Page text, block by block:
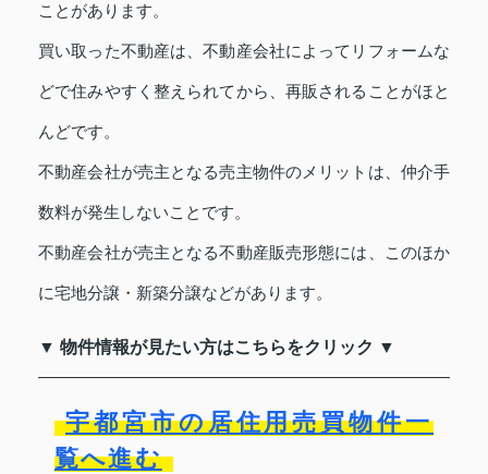
ことがあります。
買い取った不動産は、不動産会社によってリフォームな
どで住みやすく整えられてから、再販されることがほと
んどです。
不動産会社が売主となる売主物件のメリットは、仲介手
数料が発生しないことです。
不動産会社が売主となる不動産販売形態には、このほか
に宅地分譲・新築分譲などがあります。
▼ 物件情報が見たい方はこちらをクリック ▼
宇都宮市の居住用売買物件一
覧へ進む